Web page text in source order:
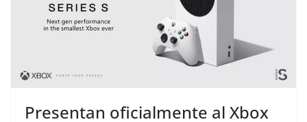
Presentan oficialmente al Xbox